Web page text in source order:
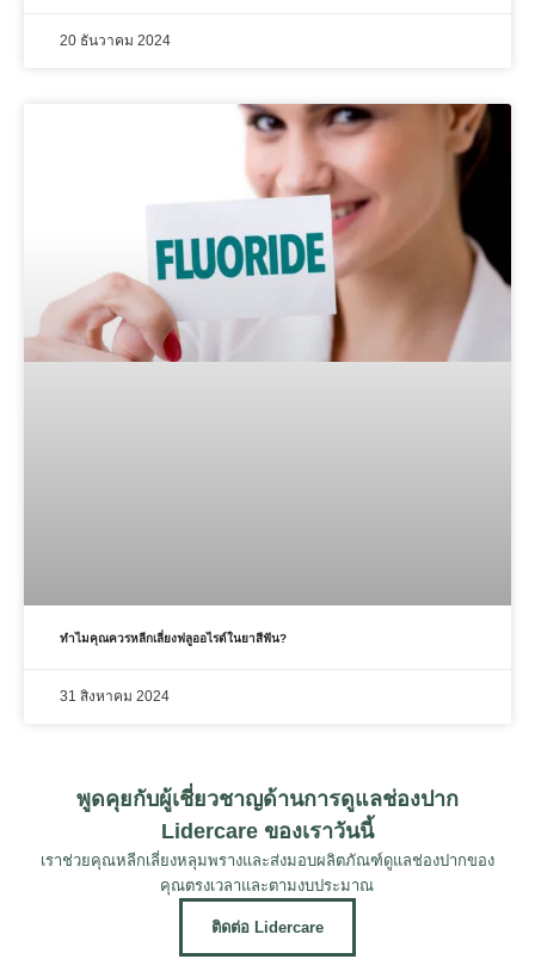
20 ธันวาคม 2024
ทําไมคุณควรหลีกเลี่ยงฟลูออไรด์ในยาสีฟัน?
31 สิงหาคม 2024
พูดคุยกับผู้เชี่ยวชาญด้านการดูแลช่องปาก
Lidercare ของเราวันนี้
เราช่วยคุณหลีกเลี่ยงหลุมพรางและส่งมอบผลิตภัณฑ์ดูแลช่องปากของ
คุณตรงเวลาและตามงบประมาณ
ติดต่อ Lidercare